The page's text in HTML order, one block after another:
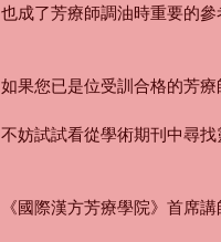
也成了芳療師調油時重要的參
如果您已是位受訓合格的芳
不妨試試看從學術期刊中尋找
《國際漢方芳療學院》首席